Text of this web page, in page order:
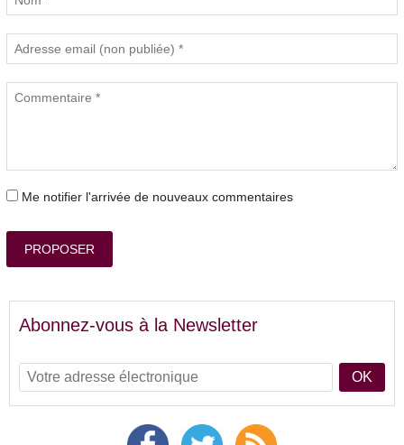
Me notifier l'arrivée de nouveaux commentaires
PROPOSER
Abonnez-vous à la Newsletter
OK